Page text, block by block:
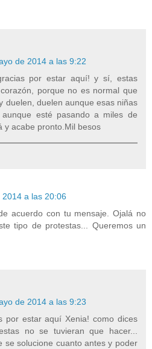
de 2014 a las 9:22
por estar aquí! y sí, estas
porque no es normal que
duelen, duelen aunque esas niñas
esté pasando a miles de
y acabe pronto.Mil besos
a las 20:06
acuerdo con tu mensaje. Ojalá no
tipo de protestas... Queremos un
de 2014 a las 9:23
por estar aquí Xenia! como dices
no se tuvieran que hacer...
se solucione cuanto antes y poder